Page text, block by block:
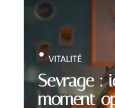
Sevrage :
moment
VITALITÉ